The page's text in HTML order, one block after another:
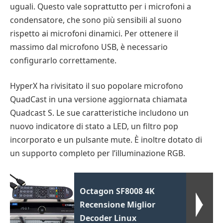
uguali. Questo vale soprattutto per i microfoni a
condensatore, che sono più sensibili al suono
rispetto ai microfoni dinamici. Per ottenere il
massimo dal microfono USB, è necessario
configurarlo correttamente.
HyperX ha rivisitato il suo popolare microfono
QuadCast in una versione aggiornata chiamata
Quadcast S. Le sue caratteristiche includono un
nuovo indicatore di stato a LED, un filtro pop
incorporato e un pulsante mute. È inoltre dotato di
un supporto completo per l’illuminazione RGB.
Octagon SF8008 4K
Recensione Miglior
Decoder Linux